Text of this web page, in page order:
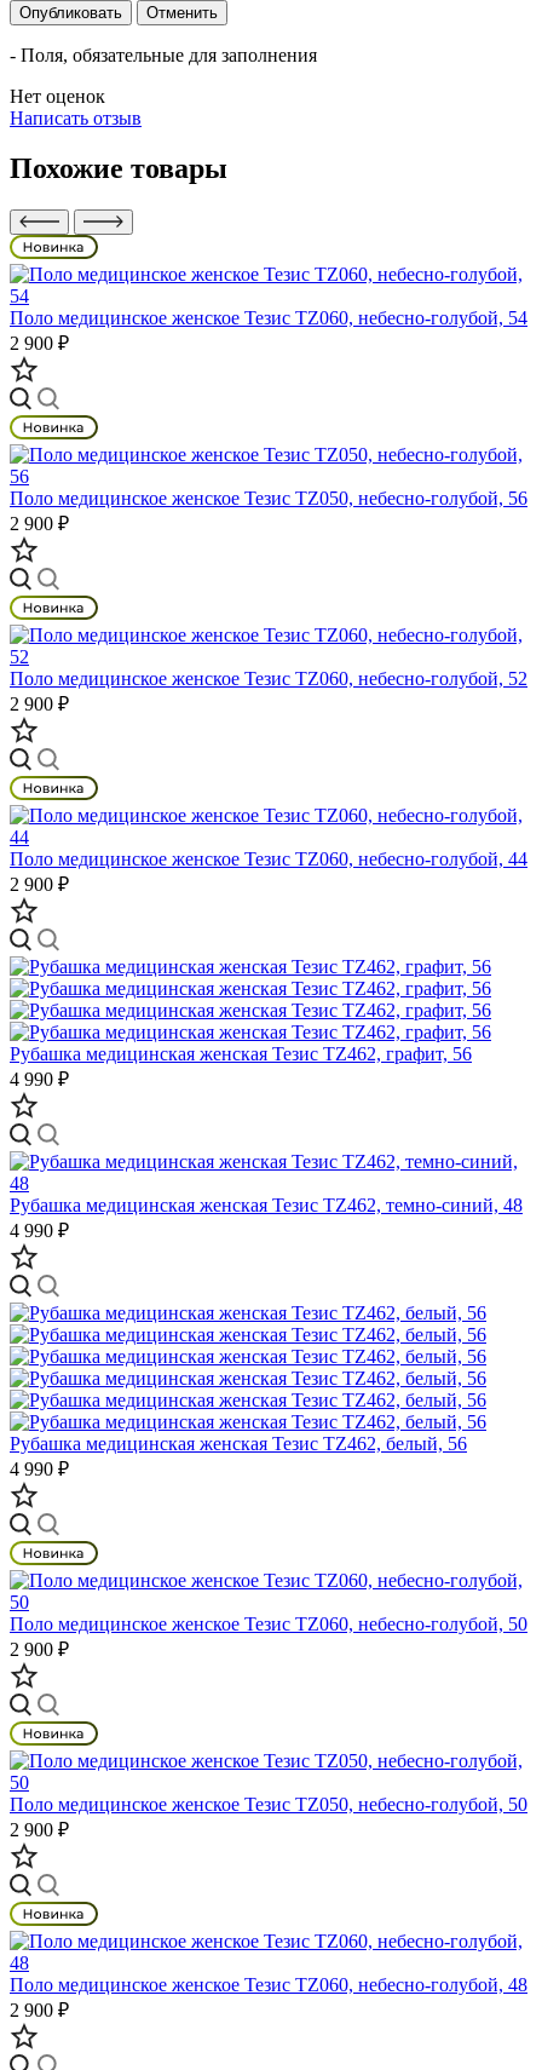
Опубликовать Отменить
- Поля, обязательные для заполнения
Нет оценок
Написать отзыв
Похожие товары
Поло медицинское женское Тезис TZ060, небесно-голубой, 54
2 900 ₽
Поло медицинское женское Тезис TZ050, небесно-голубой, 56
2 900 ₽
Поло медицинское женское Тезис TZ060, небесно-голубой, 52
2 900 ₽
Поло медицинское женское Тезис TZ060, небесно-голубой, 44
2 900 ₽
Рубашка медицинская женская Тезис TZ462, графит, 56
4 990 ₽
Рубашка медицинская женская Тезис TZ462, темно-синий, 48
4 990 ₽
Рубашка медицинская женская Тезис TZ462, белый, 56
4 990 ₽
Поло медицинское женское Тезис TZ060, небесно-голубой, 50
2 900 ₽
Поло медицинское женское Тезис TZ050, небесно-голубой, 50
2 900 ₽
Поло медицинское женское Тезис TZ060, небесно-голубой, 48
2 900 ₽